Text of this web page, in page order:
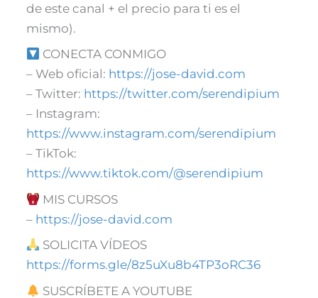
de este canal + el precio para ti es el
mismo).
CONECTA CONMIGO
– Web oficial: https://jose-david.com
– Twitter: https://twitter.com/serendipium
– Instagram:
https://www.instagram.com/serendipium
– TikTok:
https://www.tiktok.com/@serendipium
MIS CURSOS
– https://jose-david.com
SOLICITA VÍDEOS
https://forms.gle/8z5uXu8b4TP3oRC36
SUSCRÍBETE A YOUTUBE